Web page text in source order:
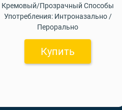
Кремовый/Прозрачный Способы
Употребления: Интроназально /
Перорально
Купить